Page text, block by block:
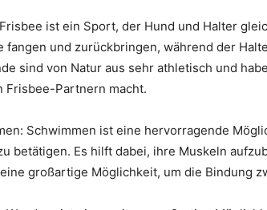
ist ein Sport, der Hund und Halter
fangen und zurückbringen, während der
sind von Natur aus sehr athletisch und
Frisbee-Partnern macht.
Schwimmen ist eine hervorragende
betätigen. Es hilft dabei, ihre Muskeln
großartige Möglichkeit, um die Bindung